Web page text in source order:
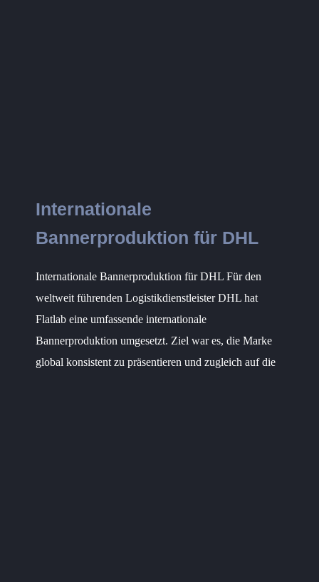
Internationale
Bannerproduktion für DHL
Internationale Bannerproduktion für DHL Für den
weltweit führenden Logistikdienstleister DHL hat
Flatlab eine umfassende internationale
Bannerproduktion umgesetzt. Ziel war es, die Marke
global konsistent zu präsentieren und zugleich auf die